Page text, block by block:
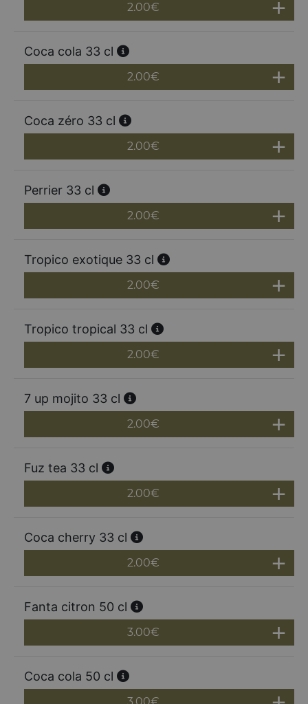
2.00€
Coca cola 33 cl
2.00€
Coca zéro 33 cl
2.00€
Perrier 33 cl
2.00€
Tropico exotique 33 cl
2.00€
Tropico tropical 33 cl
2.00€
7 up mojito 33 cl
2.00€
Fuz tea 33 cl
2.00€
Coca cherry 33 cl
2.00€
Fanta citron 50 cl
3.00€
Coca cola 50 cl